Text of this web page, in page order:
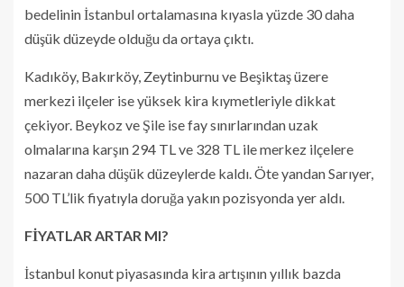
bedelinin İstanbul ortalamasına kıyasla yüzde 30 daha
düşük düzeyde olduğu da ortaya çıktı.
Kadıköy, Bakırköy, Zeytinburnu ve Beşiktaş üzere
merkezi ilçeler ise yüksek kira kıymetleriyle dikkat
çekiyor. Beykoz ve Şile ise fay sınırlarından uzak
olmalarına karşın 294 TL ve 328 TL ile merkez ilçelere
nazaran daha düşük düzeylerde kaldı. Öte yandan Sarıyer,
500 TL’lik fiyatıyla doruğa yakın pozisyonda yer aldı.
FİYATLAR ARTAR MI?
İstanbul konut piyasasında kira artışının yıllık bazda